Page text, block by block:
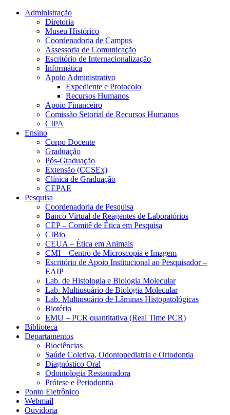
Conteúdo principal Menu principal
Administração
Diretoria
Museu Histórico
Coordenadoria de Campus
Assessoria de Comunicação
Escritório de Internacionalização
Informática
Apoio Administrativo
Expediente e Protocolo
Recursos Humanos
Apoio Financeiro
Comissão Setorial de Recursos Humanos
CIPA
Ensino
Corpo Docente
Graduação
Pós-Graduação
Extensão (CCSEx)
Clínica de Graduação
CEPAE
Pesquisa
Coordenadoria de Pesquisa
Banco Virtual de Reagentes de Laboratórios
CEP – Comitê de Ética em Pesquisa
CIBio
CEUA – Ética em Animais
CMI – Centro de Microscopia e Imagem
Escritório de Apoio Institucional ao Pesquisador –
EAIP
Lab. de Histologia e Biologia Molecular
Lab. Multiusuário de Biologia Molecular
Lab. Multiusuário de Lâminas Histopatológicas
Biotério
EMU – PCR quantitativa (Real Time PCR)
Biblioteca
Departamentos
Biociências
Saúde Coletiva, Odontopediatria e Ortodontia
Diagnóstico Oral
Odontologia Restauradora
Prótese e Periodontia
Ponto Eletrônico
Webmail
Ouvidoria